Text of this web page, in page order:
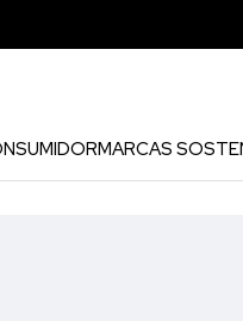
MARCAS